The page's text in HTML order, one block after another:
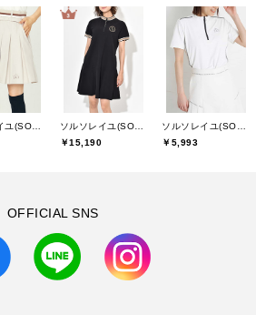
￥15,190
￥5,993
OFFICIAL SNS